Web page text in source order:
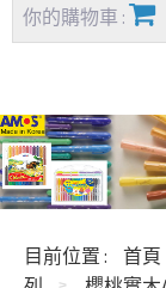
你的購物車 :
目前位置 : 首頁